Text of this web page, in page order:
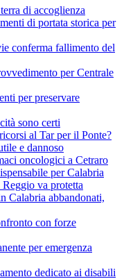
di accoglienza
di portata storica per
conferma fallimento del
per Centrale
per preservare
sono certi
al Tar per il Ponte?
e dannoso
oncologici a Cetraro
per Calabria
va protetta
Calabria abbandonati,
con forze
per emergenza
dedicato ai disabili